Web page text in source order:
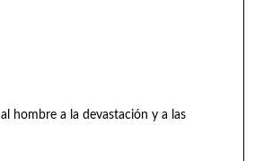
hombre a la devastación y a las